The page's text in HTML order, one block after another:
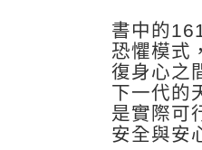
書中的
恐懼模式
復身心之
下一代的
是實際可
安全與安